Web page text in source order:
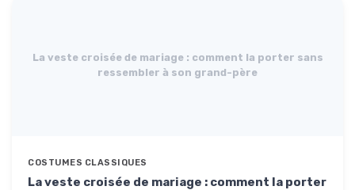
La veste croisée de mariage : comment la porter sans
ressembler à son grand-père
COSTUMES CLASSIQUES
La veste croisée de mariage : comment la porter